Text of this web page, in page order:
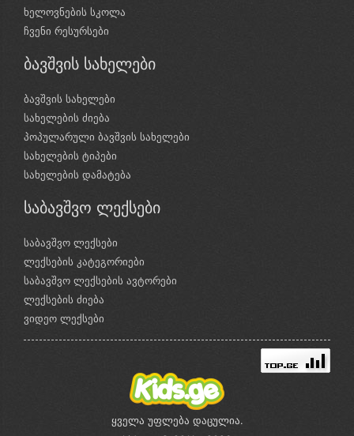
ხელოვნების სკოლა
ჩვენი რესურსები
ბავშვის სახელები
ბავშვის სახელები
სახელების ძიება
პოპულარული ბავშვის სახელები
სახელების ტიპები
სახელების დამატება
საბავშვო ლექსები
საბავშვო ლექსები
ლექსების კატეგორიები
საბავშვო ლექსების ავტორები
ლექსების ძიება
ვიდეო ლექსები
ყველა უფლება დაცულია.